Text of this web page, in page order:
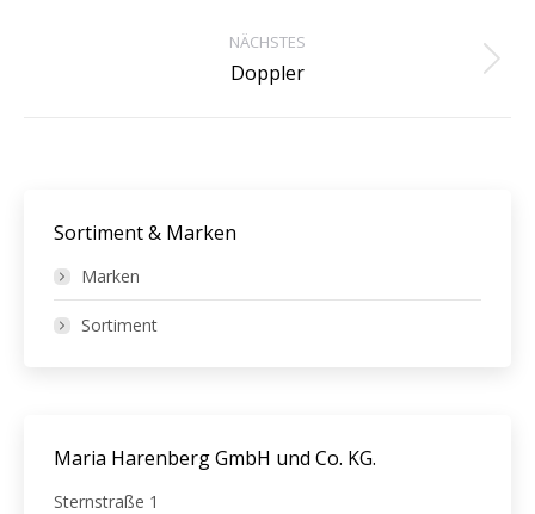
NÄCHSTES
Next
Doppler
Sortiment & Marken
Marken
Sortiment
Maria Harenberg GmbH und Co. KG.
Sternstraße 1